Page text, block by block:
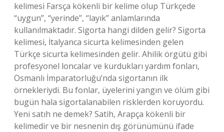
kelimesi Farsça kökenli bir kelime olup Türkçede
“uygun”, “yerinde”, “layık” anlamlarında
kullanılmaktadır. Sigorta hangi dilden gelir? Sigorta
kelimesi, İtalyanca sicurta kelimesinden gelen
Türkçe sicurta kelimesinden gelir. Ahilik örgütü gibi
profesyonel loncalar ve kurdukları yardım fonları,
Osmanlı İmparatorluğu’nda sigortanın ilk
örnekleriydi. Bu fonlar, üyelerini yangın ve ölüm gibi
bugün hala sigortalanabilen risklerden koruyordu.
Yeni satıh ne demek? Satih, Arapça kökenli bir
kelimedir ve bir nesnenin dış görünümünü ifade